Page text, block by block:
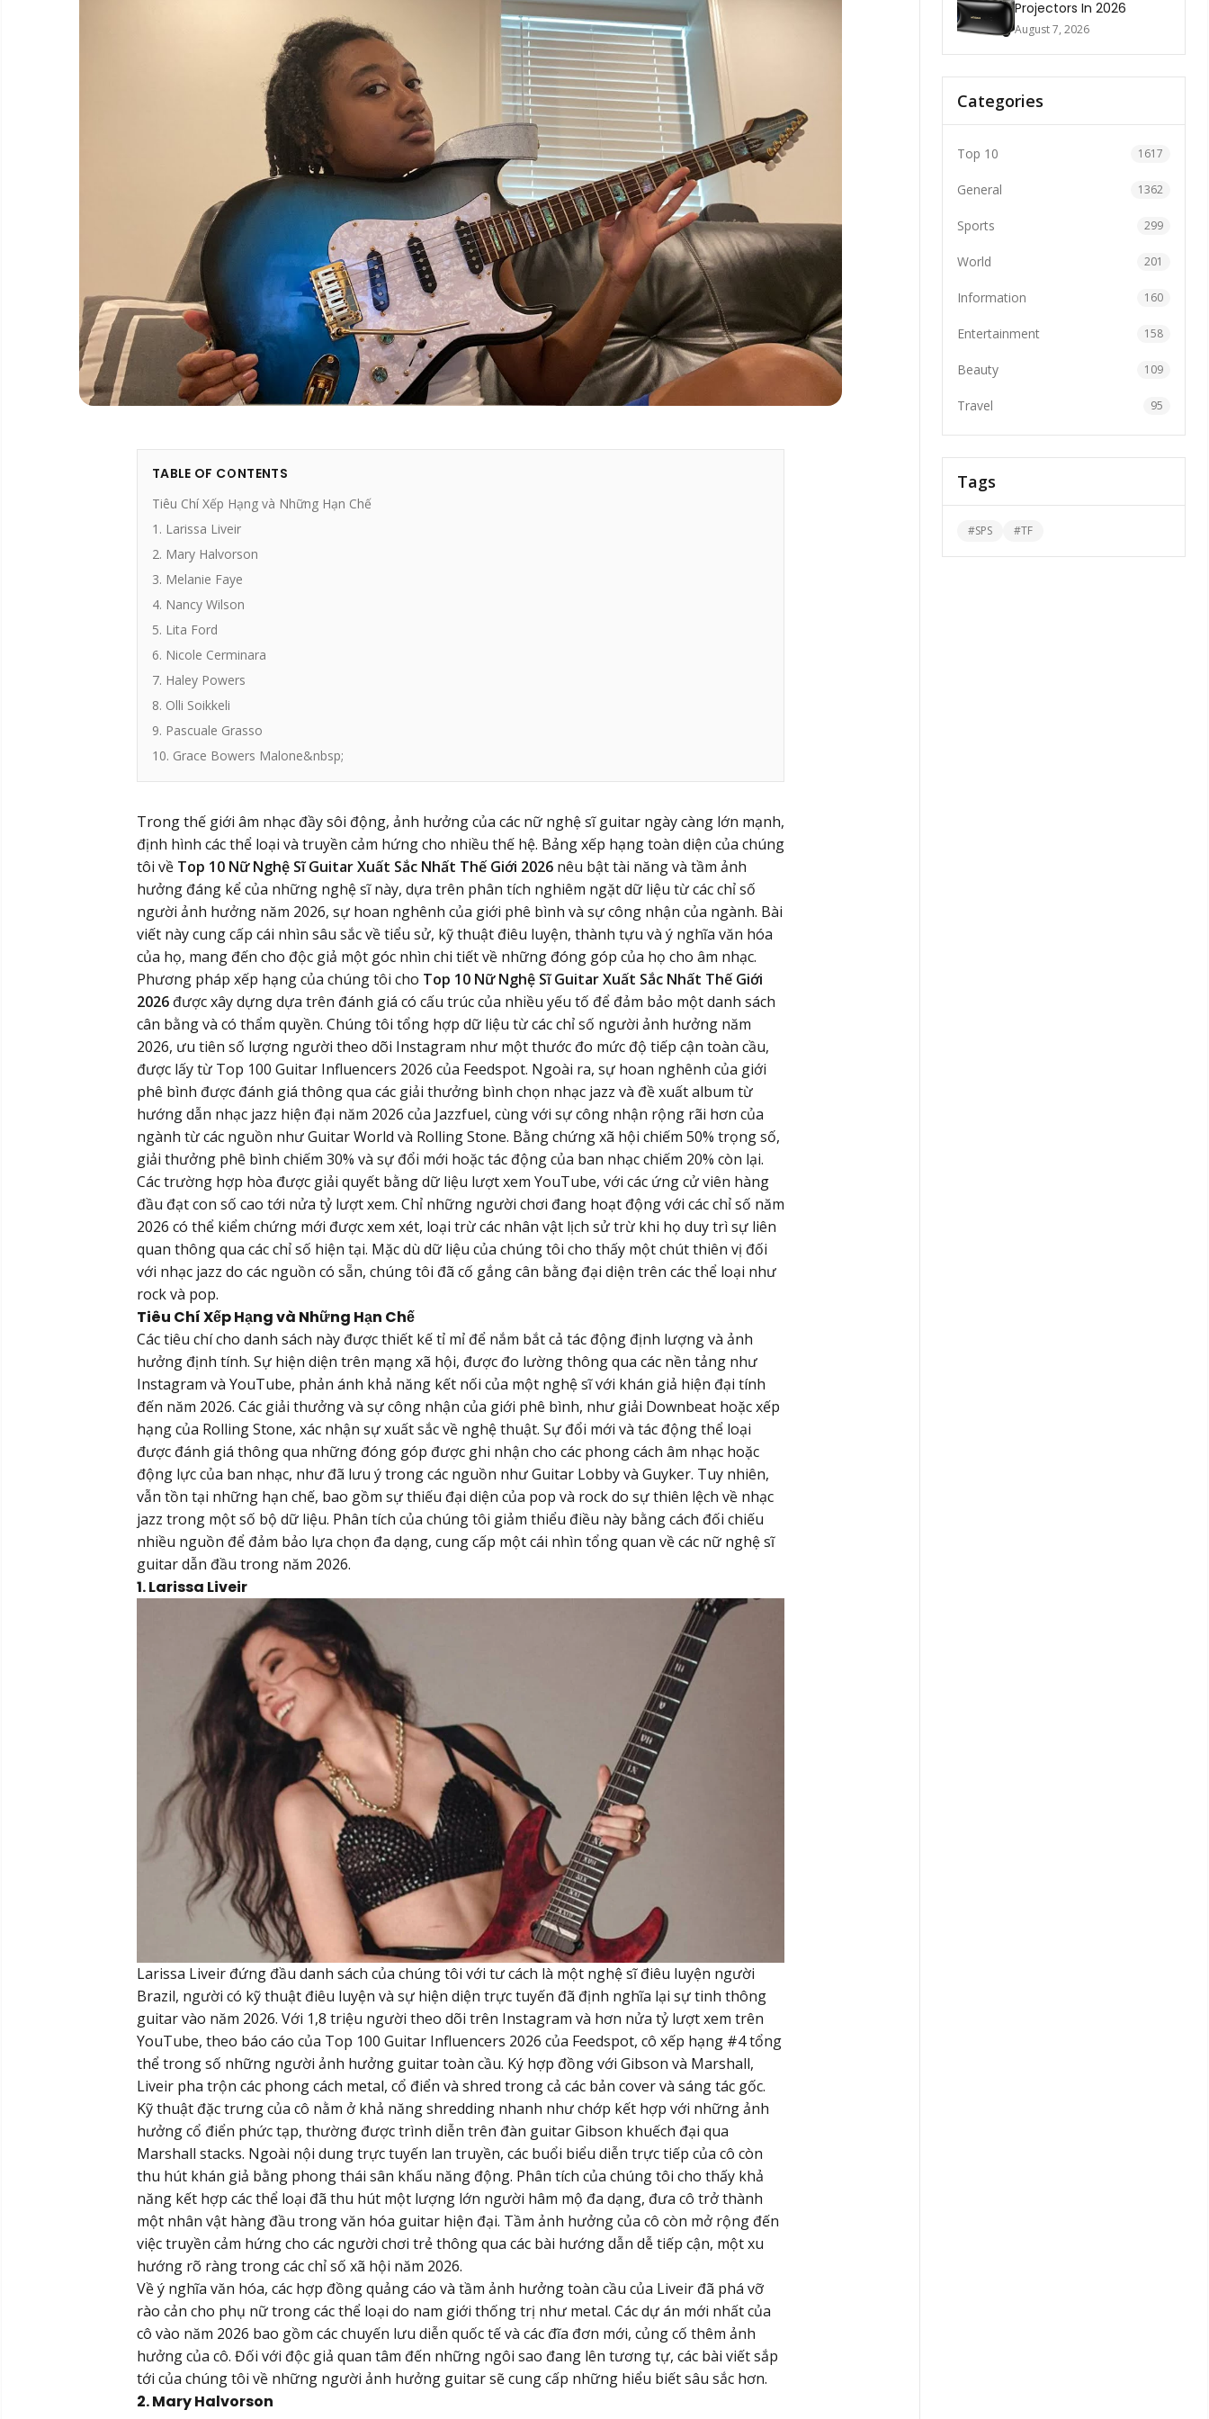
TABLE OF CONTENTS
Tiêu Chí Xếp Hạng và Những Hạn Chế
1. Larissa Liveir
2. Mary Halvorson
3. Melanie Faye
4. Nancy Wilson
5. Lita Ford
6. Nicole Cerminara
7. Haley Powers
8. Olli Soikkeli
9. Pascuale Grasso
10. Grace Bowers Malone&nbsp;
Trong thế giới âm nhạc đầy sôi động, ảnh hưởng của các nữ nghệ sĩ guitar ngày càng lớn mạnh,
định hình các thể loại và truyền cảm hứng cho nhiều thế hệ. Bảng xếp hạng toàn diện của chúng
tôi về Top 10 Nữ Nghệ Sĩ Guitar Xuất Sắc Nhất Thế Giới 2026 nêu bật tài năng và tầm ảnh
hưởng đáng kể của những nghệ sĩ này, dựa trên phân tích nghiêm ngặt dữ liệu từ các chỉ số
người ảnh hưởng năm 2026, sự hoan nghênh của giới phê bình và sự công nhận của ngành. Bài
viết này cung cấp cái nhìn sâu sắc về tiểu sử, kỹ thuật điêu luyện, thành tựu và ý nghĩa văn hóa
của họ, mang đến cho độc giả một góc nhìn chi tiết về những đóng góp của họ cho âm nhạc.
Phương pháp xếp hạng của chúng tôi cho Top 10 Nữ Nghệ Sĩ Guitar Xuất Sắc Nhất Thế Giới
2026 được xây dựng dựa trên đánh giá có cấu trúc của nhiều yếu tố để đảm bảo một danh sách
cân bằng và có thẩm quyền. Chúng tôi tổng hợp dữ liệu từ các chỉ số người ảnh hưởng năm
2026, ưu tiên số lượng người theo dõi Instagram như một thước đo mức độ tiếp cận toàn cầu,
được lấy từ Top 100 Guitar Influencers 2026 của Feedspot. Ngoài ra, sự hoan nghênh của giới
phê bình được đánh giá thông qua các giải thưởng bình chọn nhạc jazz và đề xuất album từ
hướng dẫn nhạc jazz hiện đại năm 2026 của Jazzfuel, cùng với sự công nhận rộng rãi hơn của
ngành từ các nguồn như Guitar World và Rolling Stone. Bằng chứng xã hội chiếm 50% trọng số,
giải thưởng phê bình chiếm 30% và sự đổi mới hoặc tác động của ban nhạc chiếm 20% còn lại.
Các trường hợp hòa được giải quyết bằng dữ liệu lượt xem YouTube, với các ứng cử viên hàng
đầu đạt con số cao tới nửa tỷ lượt xem. Chỉ những người chơi đang hoạt động với các chỉ số năm
2026 có thể kiểm chứng mới được xem xét, loại trừ các nhân vật lịch sử trừ khi họ duy trì sự liên
quan thông qua các chỉ số hiện tại. Mặc dù dữ liệu của chúng tôi cho thấy một chút thiên vị đối
với nhạc jazz do các nguồn có sẵn, chúng tôi đã cố gắng cân bằng đại diện trên các thể loại như
rock và pop.
Tiêu Chí Xếp Hạng và Những Hạn Chế
Các tiêu chí cho danh sách này được thiết kế tỉ mỉ để nắm bắt cả tác động định lượng và ảnh
hưởng định tính. Sự hiện diện trên mạng xã hội, được đo lường thông qua các nền tảng như
Instagram và YouTube, phản ánh khả năng kết nối của một nghệ sĩ với khán giả hiện đại tính
đến năm 2026. Các giải thưởng và sự công nhận của giới phê bình, như giải Downbeat hoặc xếp
hạng của Rolling Stone, xác nhận sự xuất sắc về nghệ thuật. Sự đổi mới và tác động thể loại
được đánh giá thông qua những đóng góp được ghi nhận cho các phong cách âm nhạc hoặc
động lực của ban nhạc, như đã lưu ý trong các nguồn như Guitar Lobby và Guyker. Tuy nhiên,
vẫn tồn tại những hạn chế, bao gồm sự thiếu đại diện của pop và rock do sự thiên lệch về nhạc
jazz trong một số bộ dữ liệu. Phân tích của chúng tôi giảm thiểu điều này bằng cách đối chiếu
nhiều nguồn để đảm bảo lựa chọn đa dạng, cung cấp một cái nhìn tổng quan về các nữ nghệ sĩ
guitar dẫn đầu trong năm 2026.
1. Larissa Liveir
Larissa Liveir đứng đầu danh sách của chúng tôi với tư cách là một nghệ sĩ điêu luyện người
Brazil, người có kỹ thuật điêu luyện và sự hiện diện trực tuyến đã định nghĩa lại sự tinh thông
guitar vào năm 2026. Với 1,8 triệu người theo dõi trên Instagram và hơn nửa tỷ lượt xem trên
YouTube, theo báo cáo của Top 100 Guitar Influencers 2026 của Feedspot, cô xếp hạng #4 tổng
thể trong số những người ảnh hưởng guitar toàn cầu. Ký hợp đồng với Gibson và Marshall,
Liveir pha trộn các phong cách metal, cổ điển và shred trong cả các bản cover và sáng tác gốc.
Kỹ thuật đặc trưng của cô nằm ở khả năng shredding nhanh như chớp kết hợp với những ảnh
hưởng cổ điển phức tạp, thường được trình diễn trên đàn guitar Gibson khuếch đại qua
Marshall stacks. Ngoài nội dung trực tuyến lan truyền, các buổi biểu diễn trực tiếp của cô còn
thu hút khán giả bằng phong thái sân khấu năng động. Phân tích của chúng tôi cho thấy khả
năng kết hợp các thể loại đã thu hút một lượng lớn người hâm mộ đa dạng, đưa cô trở thành
một nhân vật hàng đầu trong văn hóa guitar hiện đại. Tầm ảnh hưởng của cô còn mở rộng đến
việc truyền cảm hứng cho các người chơi trẻ thông qua các bài hướng dẫn dễ tiếp cận, một xu
hướng rõ ràng trong các chỉ số xã hội năm 2026.
Về ý nghĩa văn hóa, các hợp đồng quảng cáo và tầm ảnh hưởng toàn cầu của Liveir đã phá vỡ
rào cản cho phụ nữ trong các thể loại do nam giới thống trị như metal. Các dự án mới nhất của
cô vào năm 2026 bao gồm các chuyến lưu diễn quốc tế và các đĩa đơn mới, củng cố thêm ảnh
hưởng của cô. Đối với độc giả quan tâm đến những ngôi sao đang lên tương tự, các bài viết sắp
tới của chúng tôi về những người ảnh hưởng guitar sẽ cung cấp những hiểu biết sâu sắc hơn.
2. Mary Halvorson
Projectors In 2026
August 7, 2026
Categories
Top 10 1617
General 1362
Sports 299
World 201
Information 160
Entertainment 158
Beauty 109
Travel 95
Tags
#SPS #TF